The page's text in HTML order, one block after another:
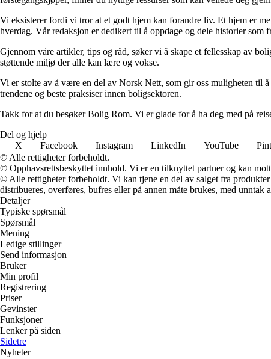
Vi eksisterer fordi vi tror at et godt hjem kan forandre liv. Et hjem er
hverdag. Vår redaksjon er dedikert til å oppdage og dele historier
Gjennom våre artikler, tips og råd, søker vi å skape et fellesskap av
støttende miljø der alle kan lære og vokse.
Vi er stolte av å være en del av Norsk Nett, som gir oss muligheten til
trendene og beste praksiser innen boligsektoren.
Takk for at du besøker Bolig Rom. Vi er glade for å ha deg med på
Del og hjelp
X
Facebook Instagram LinkedIn YouTube
© Alle rettigheter forbeholdt.
© Opphavsrettsbeskyttet innhold. Vi er en tilknyttet partner og kan
© Alle rettigheter forbeholdt. Vi kan tjene en del av salget fra
distribueres, overføres, bufres eller på annen måte brukes, med unntak
Detaljer
Typiske spørsmål
Spørsmål
Mening
Ledige stillinger
Send informasjon
Bruker
Min profil
Registrering
Priser
Gevinster
Funksjoner
Lenker på siden
Sidetre
Nyheter